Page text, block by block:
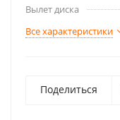
Вылет диска
Все характеристики
Поделиться